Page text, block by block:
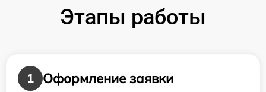
Этапы работы
1
Оформление заявки